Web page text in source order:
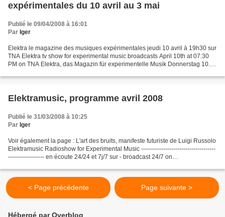
expérimentales du 10 avril au 3 mai
Publié le 09/04/2008 à 16:01
Par Iger
Elektra le magazine des musiques expérimentales jeudi 10 avril à 19h30 sur
TNA Elektra tv show for experimental music broadcasts April 10th at 07:30
PM on TNA Elektra, das Magazin für experimentelle Musik Donnerstag 10.
Elektramusic, programme avril 2008
Publié le 31/03/2008 à 10:25
Par Iger
Voir également la page : L'art des bruits, manifeste futuriste de Luigi Russolo
Elektramusic Radioshow for Experimental Music -------------------------------------
------------------ en écoute 24/24 et 7j/7 sur - broadcast 24/7 on
< Page précédente Page suivante >
Hébergé par Overblog